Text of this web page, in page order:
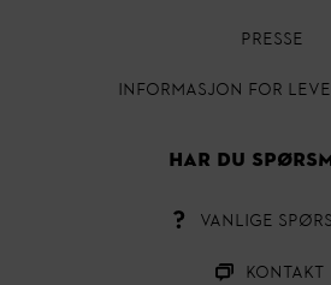
Presse
INFORMASJON FOR
HAR DU
VANLIGE
Kontakt